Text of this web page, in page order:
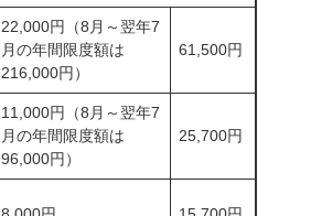
22,000円（8月～翌年7
月の年間限度額は
216,000円）
61,500円
11,000円（8月～翌年7
月の年間限度額は
96,000円）
25,700円